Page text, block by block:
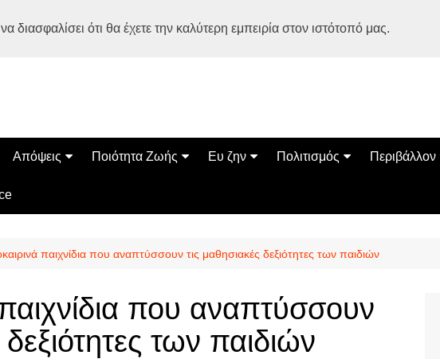
διασφαλίσει ότι θα έχετε την καλύτερη εμπειρία στον ιστότοπό μας.
Απόψεις
Αρθρογραφία
Ποιότητα Ζωής
Ασκηση
Ευ ζην
Αυτοβελτίωση
Πολιτισμός
Εκδηλώσεις
Αρχιτεκτονική
Bonsai Stories
Βόλτα στην Ελλάδα
Περιβάλλον
Οικολογία
παιχνίδια που αναπτύσσουν τις μαθησιακές δεξιότητες των παιδιών
που αναπτύσσουν
των παιδιών